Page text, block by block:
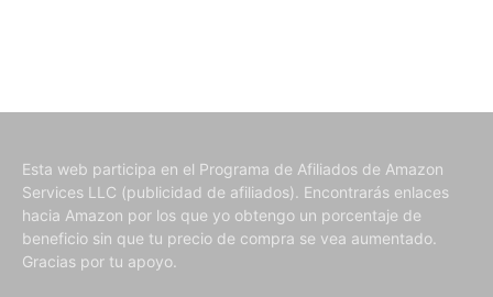
Esta web participa en el Programa de Afiliados de Amazon
Services LLC (publicidad de afiliados). Encontrarás enlaces
hacia Amazon por los que yo obtengo un porcentaje de
beneficio sin que tu precio de compra se vea aumentado.
Gracias por tu apoyo.